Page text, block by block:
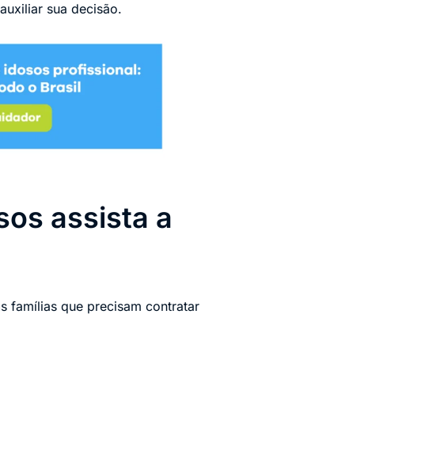
sua decisão.
assista a
famílias que precisam contratar